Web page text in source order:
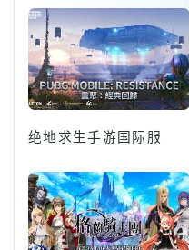
绝地求生手游国际服